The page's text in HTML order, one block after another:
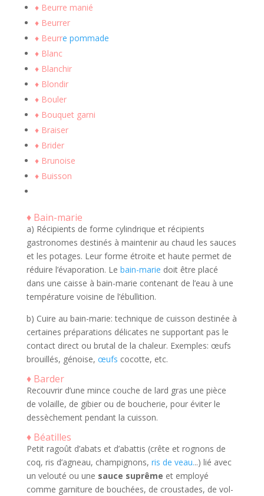
♦ Beurre manié
♦ Beurrer
♦ Beurre pommade
♦ Blanc
♦ Blanchir
♦ Blondir
♦ Bouler
♦ Bouquet garni
♦ Braiser
♦ Brider
♦ Brunoise
♦ Buisson
♦ Bain-marie
a) Récipients de forme cylindrique et récipients
gastronomes destinés à maintenir au chaud les sauces
et les potages. Leur forme étroite et haute permet de
réduire l’évaporation. Le bain-marie doit être placé
dans une caisse à bain-marie contenant de l’eau à une
température voisine de l’ébullition.
b) Cuire au bain-marie: technique de cuisson destinée à
certaines préparations délicates ne supportant pas le
contact direct ou brutal de la chaleur. Exemples: œufs
brouillés, génoise, œufs cocotte, etc.
♦ Barder
Recouvrir d’une mince couche de lard gras une pièce
de volaille, de gibier ou de boucherie, pour éviter le
dessèchement pendant la cuisson.
♦ Béatilles
Petit ragoût d’abats et d’abattis (crête et rognons de
coq, ris d’agneau, champignons, ris de veau...) lié avec
un velouté ou une sauce suprême et employé
comme garniture de bouchées, de croustades, de vol-